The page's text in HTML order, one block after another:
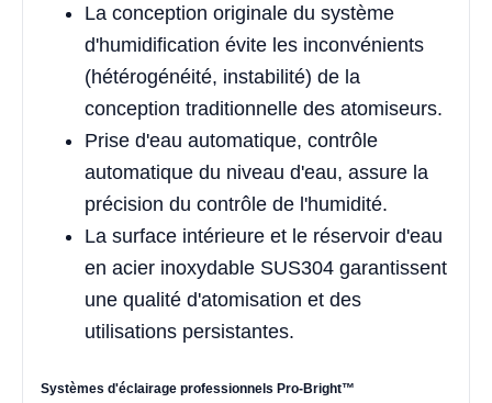
La conception originale du système
d'humidification évite les inconvénients
(hétérogénéité, instabilité) de la
conception traditionnelle des atomiseurs.
Prise d'eau automatique, contrôle
automatique du niveau d'eau, assure la
précision du contrôle de l'humidité.
La surface intérieure et le réservoir d'eau
en acier inoxydable SUS304 garantissent
une qualité d'atomisation et des
utilisations persistantes.
Systèmes d'éclairage professionnels Pro-Bright™